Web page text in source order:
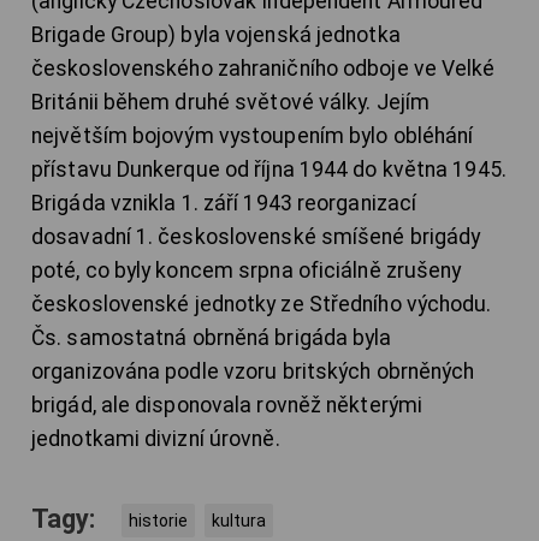
Brigade Group) byla vojenská jednotka
československého zahraničního odboje ve Velké
Británii během druhé světové války. Jejím
největším bojovým vystoupením bylo obléhání
přístavu Dunkerque od října 1944 do května 1945.
Brigáda vznikla 1. září 1943 reorganizací
dosavadní 1. československé smíšené brigády
poté, co byly koncem srpna oficiálně zrušeny
československé jednotky ze Středního východu.
Čs. samostatná obrněná brigáda byla
organizována podle vzoru britských obrněných
brigád, ale disponovala rovněž některými
jednotkami divizní úrovně.
Tagy: historie kultura